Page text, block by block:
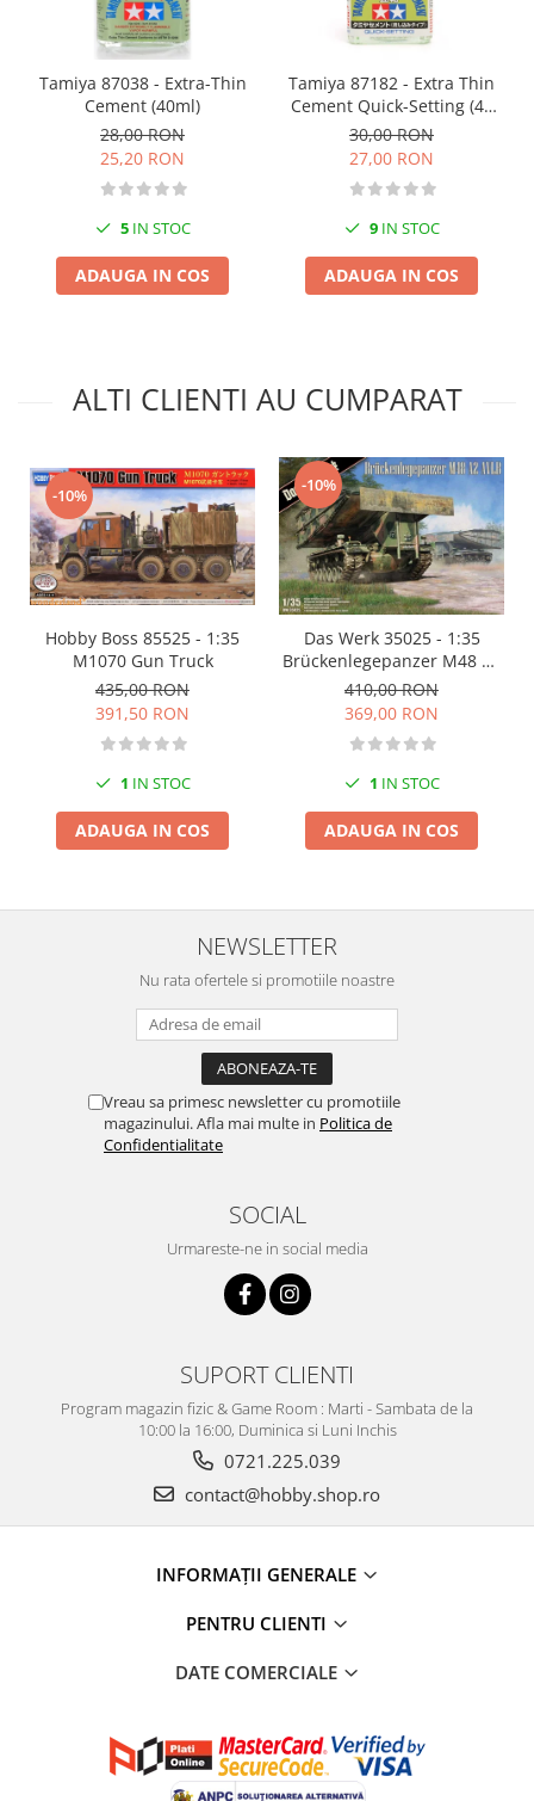
Warpaints Fanatic
Seturi Vopsele
Spray
Speedpaint Markers
Accesorii pictura
Tamiya 87038 - Extra-Thin
Cement (40ml)
28,00 RON
25,20 RON
5IN STOC
ADAUGA IN COS
Tamiya 87182 - Extra Thin
Cement Quick-Setting (40
ml)
30,00 RON
27,00 RON
9IN STOC
ADAUGA IN COS
ALTI CLIENTI AU CUMPARAT
-10%
Hobby Boss 85525 - 1:35
M1070 Gun Truck
435,00 RON
391,50 RON
1 IN STOC
ADAUGA IN COS
-10%
Das Werk 35025 - 1:35
Brückenlegepanzer M48 A2
AVLB
410,00 RON
369,00 RON
1 IN STOC
ADAUGA IN COS
NEWSLETTER
Nu rata ofertele si promotiile noastre
Vreau sa primesc newsletter cu promotiile
magazinului. Afla mai multe in Politica de
Confidentialitate
SOCIAL
Urmareste-ne in social media
SUPORT CLIENTI
Program magazin fizic & Game Room : Marti - Sambata de la
10:00 la 16:00, Duminica si Luni Inchis
0721.225.039
contact@hobby.shop.ro
INFORMAŢII GENERALE
PENTRU CLIENTI
DATE COMERCIALE